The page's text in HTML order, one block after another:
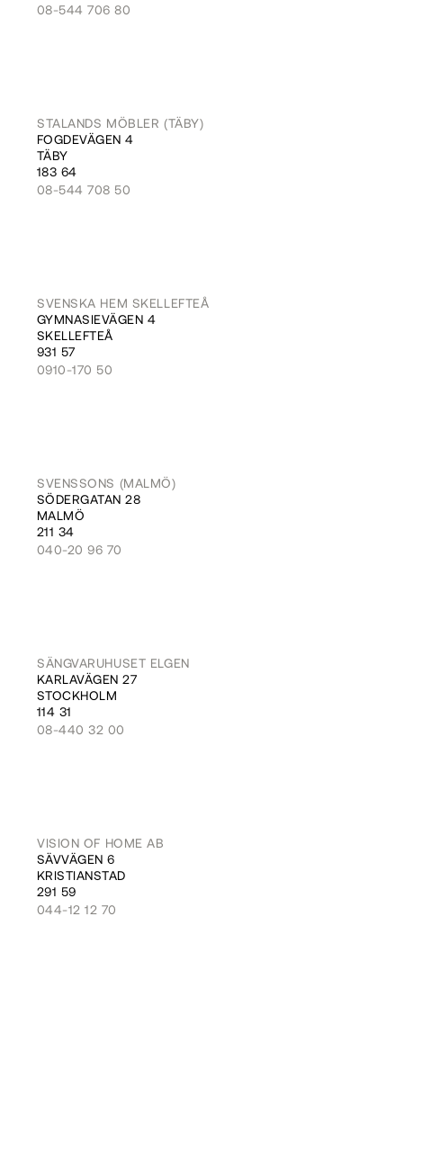
08-544 706 80
STALANDS MÖBLER (TÄBY)
FOGDEVÄGEN 4
TÄBY
183 64
08-544 708 50
SVENSKA HEM SKELLEFTEÅ
GYMNASIEVÄGEN 4
SKELLEFTEÅ
931 57
0910-170 50
SVENSSONS (MALMÖ)
SÖDERGATAN 28
MALMÖ
211 34
040-20 96 70
SÄNGVARUHUSET ELGEN
KARLAVÄGEN 27
STOCKHOLM
114 31
08-440 32 00
VISION OF HOME AB
SÄVVÄGEN 6
KRISTIANSTAD
291 59
044-12 12 70